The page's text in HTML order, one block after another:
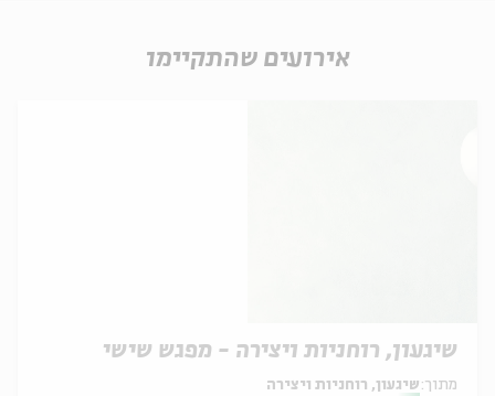
אירועים שהתקיימו
שיגעון, רוחניות ויצירה - מפגש שישי
מתוך: שיגעון, רוחניות ויצירה